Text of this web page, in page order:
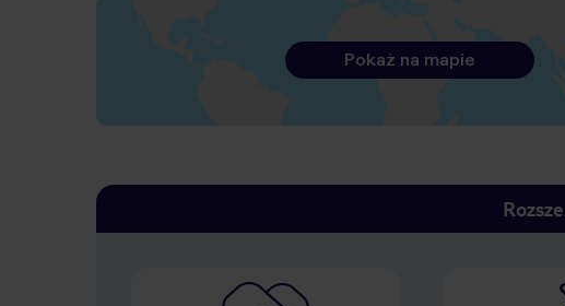
Pokaż na mapie